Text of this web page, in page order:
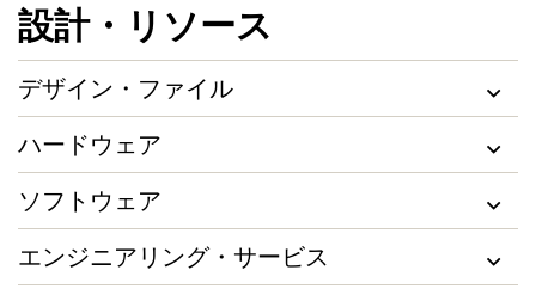
設計・リソース
デザイン・ファイル
ハードウェア
ソフトウェア
エンジニアリング・サービス